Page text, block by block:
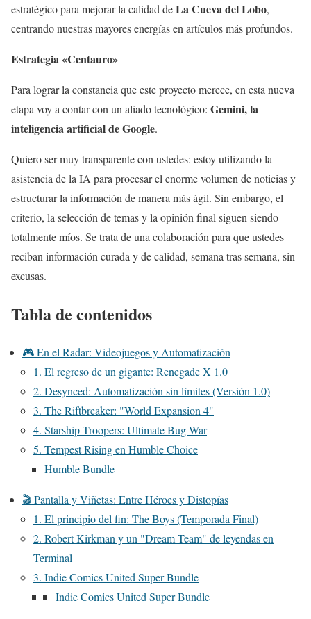
estratégico para mejorar la calidad deLa Cueva del Lobo,
centrando nuestras mayores energías en artículos más profundos.
Estrategia «Centauro»
Para lograr la constancia que este proyecto merece, en esta nueva
etapa voy a contar con un aliado tecnológico: Gemini, la
inteligencia artificial de Google.
Quiero ser muy transparente con ustedes: estoy utilizando la
asistencia de la IA para procesar el enorme volumen de noticias y
estructurar la información de manera más ágil. Sin embargo, el
criterio, la selección de temas y la opinión final siguen siendo
totalmente míos. Se trata de una colaboración para que ustedes
reciban información curada y de calidad, semana tras semana, sin
excusas.
Tabla de contenidos
🎮 En el Radar: Videojuegos y Automatización
1. El regreso de un gigante: Renegade X 1.0
2. Desynced: Automatización sin límites (Versión 1.0)
3. The Riftbreaker: "World Expansion 4"
4. Starship Troopers: Ultimate Bug War
5. Tempest Rising en Humble Choice
Humble Bundle
🎬 Pantalla y Viñetas: Entre Héroes y Distopías
1. El principio del fin: The Boys (Temporada Final)
2. Robert Kirkman y un "Dream Team" de leyendas en
Terminal
3. Indie Comics United Super Bundle
Indie Comics United Super Bundle